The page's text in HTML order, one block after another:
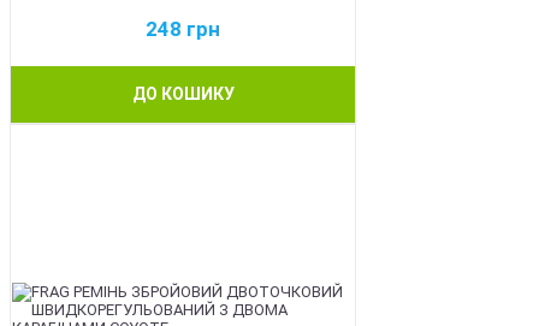
248 грн
ДО КОШИКУ